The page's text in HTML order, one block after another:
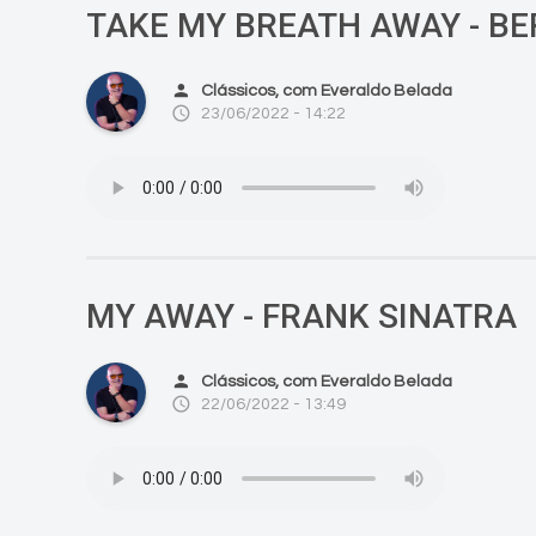
TAKE MY BREATH AWAY -
person Clássicos, com Everaldo Belada
access_time 23/06/2022 - 14:22
MY AWAY - FRANK SINATRA
person Clássicos, com Everaldo Belada
access_time 22/06/2022 - 13:49